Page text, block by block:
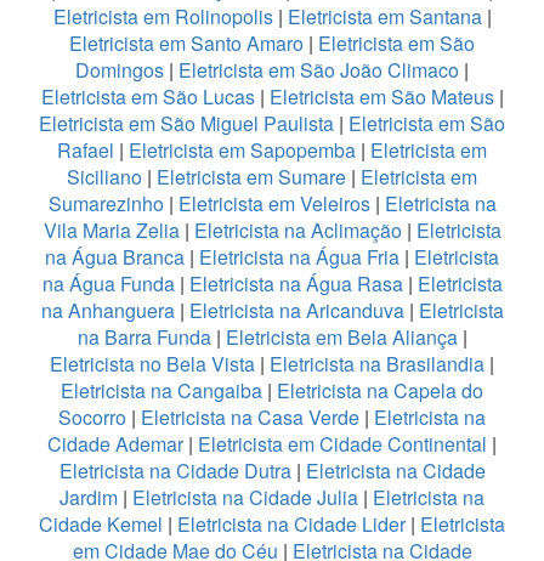
Eletricista em Rolinopolis| Eletricista em Santana|
Eletricista em Santo Amaro | Eletricista em São
Domingos | Eletricista em São João Climaco |
Eletricista em São Lucas| Eletricista em São Mateus |
Eletricista em São Miguel Paulista | Eletricista em São
Rafael | Eletricista em Sapopemba | Eletricista em
Siciliano | Eletricista em Sumare | Eletricista em
Sumarezinho| Eletricista em Veleiros| Eletricista na
Vila Maria Zelia| Eletricista na Aclimação| Eletricista
na Água Branca | Eletricista na Água Fria | Eletricista
na Água Funda| Eletricista na Água Rasa | Eletricista
na Anhanguera| Eletricista na Aricanduva| Eletricista
na Barra Funda | Eletricista em Bela Aliança |
Eletricista no Bela Vista | Eletricista na Brasilandia |
Eletricista na Cangaiba | Eletricista na Capela do
Socorro | Eletricista na Casa Verde | Eletricista na
Cidade Ademar| Eletricista em Cidade Continental |
Eletricista na Cidade Dutra | Eletricista na Cidade
Jardim | Eletricista na Cidade Julia | Eletricista na
Cidade Kemel | Eletricista na Cidade Lider| Eletricista
em Cidade Mae do Céu | Eletricista na Cidade